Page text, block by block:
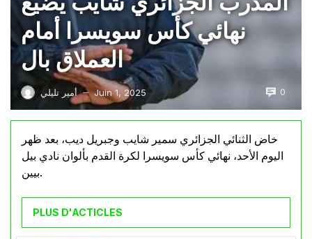
نهائي كأس سويسرا أمام
العملاق بال
أمير تليلي — Juin 1, 2025 0
خاض الثنائي الجزائري سمير شايب وجبريل ديب، بعد ظهر
اليوم الأحد، نهائي كأس سويسرا لكرة القدم بألوان نادي بيل
بيين.
PLUS D'ACTICLES